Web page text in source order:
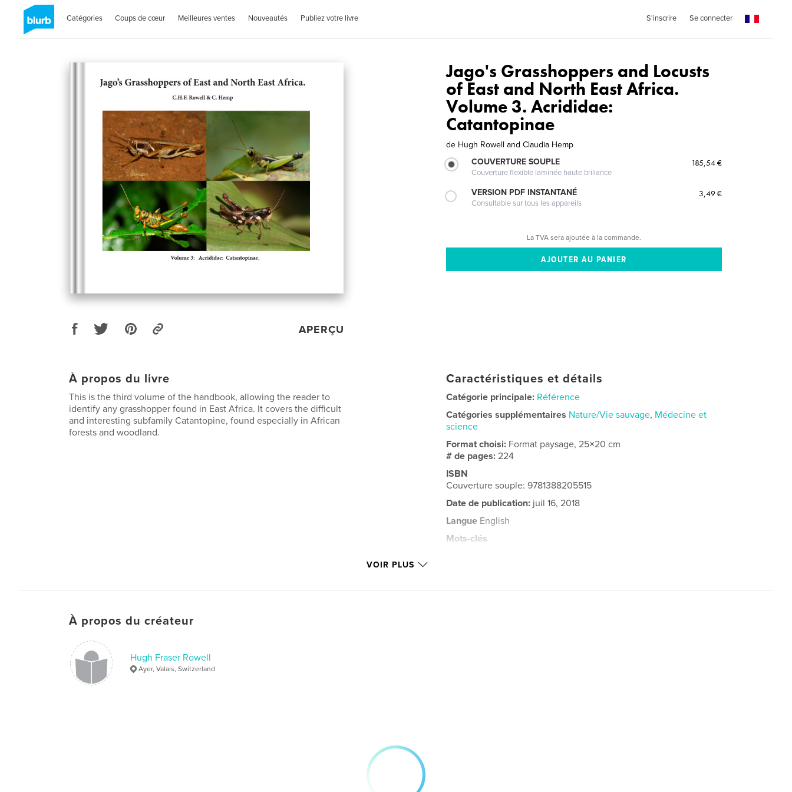
Catégories Coups de cœur Meilleures ventes Nouveautés Publiez votre livre S'inscrire Se connecter
APERÇU
Jago's Grasshoppers and Locusts
of East and North East Africa.
Volume 3. Acrididae:
Catantopinae
de Hugh Rowell and Claudia Hemp
COUVERTURE SOUPLE
Couverture flexible laminée haute brillance
185,54 €
VERSION PDF INSTANTANÉ
Consultable sur tous les appareils
3,49 €
La TVA sera ajoutée à la commande.
À propos du livre
This is the third volume of the handbook, allowing the reader to
identify any grasshopper found in East Africa. It covers the difficult
and interesting subfamily Catantopine, found especially in African
forests and woodland.
Caractéristiques et détails
Catégorie principale: Référence
Catégories supplémentaires Nature/Vie sauvage, Médecine et
science
Format choisi: Format paysage, 25×20 cm
# de pages:224
ISBN
Couverture souple: 9781388205515
Date de publication: juil 16, 2018
Langue English
Mots-clés
VOIR PLUS
À propos du créateur
Hugh Fraser Rowell
Ayer, Valais, Switzerland